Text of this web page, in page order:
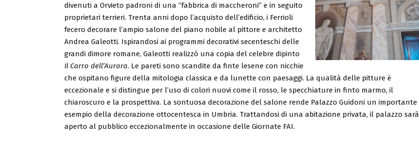
divenuti a Orvieto padroni di una “fabbrica di maccheroni” e in seguito
proprietari terrieri. Trenta anni dopo l’acquisto dell’edificio, i Ferrioli
fecero decorare l’ampio salone del piano nobile al pittore e architetto
Andrea Galeotti. Ispirandosi ai programmi decorativi secenteschi delle
grandi dimore romane, Galeotti realizzò una copia del celebre dipinto
Il Carro dell’Aurora. Le pareti sono scandite da finte lesene con nicchie
che ospitano figure della mitologia classica e da lunette con paesaggi. La qualità delle pitture è
eccezionale e si distingue per l’uso di colori nuovi come il rosso, le specchiature in finto marmo, il
chiaroscuro e la prospettiva. La sontuosa decorazione del salone rende Palazzo Guidoni un importante
esempio della decorazione ottocentesca in Umbria. Trattandosi di una abitazione privata, il palazzo sarà
aperto al pubblico eccezionalmente in occasione delle Giornate FAI.